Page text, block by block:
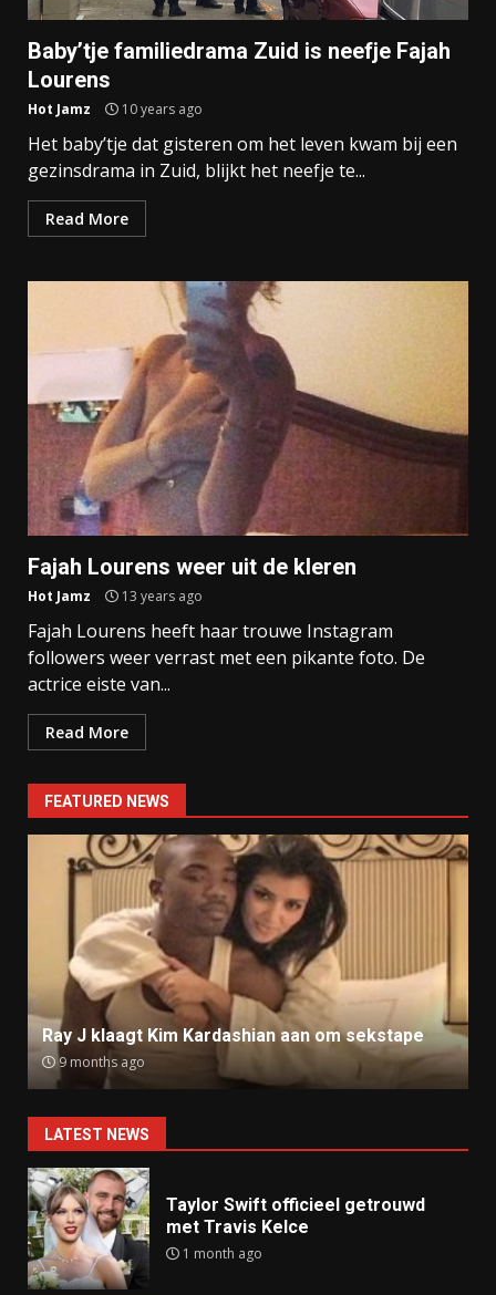
Baby’tje familiedrama Zuid is neefje Fajah
Lourens
Hot Jamz 10 years ago
Het baby’tje dat gisteren om het leven kwam bij een
gezinsdrama in Zuid, blijkt het neefje te...
Read More
Fajah Lourens weer uit de kleren
Hot Jamz 13 years ago
Fajah Lourens heeft haar trouwe Instagram
followers weer verrast met een pikante foto. De
actrice eiste van...
Read More
FEATURED NEWS
Ray J klaagt Kim Kardashian aan om sekstape
9 months ago
LATEST NEWS
Taylor Swift officieel getrouwd
met Travis Kelce
1 month ago